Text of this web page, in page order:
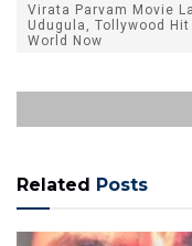
Virata Parvam Movie
Udugula, Tollywood
World Now
Related Posts